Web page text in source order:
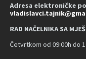
Adresa elektroničke
RAD NAČELNIKA SA
Četvrtkom od 09:00h do